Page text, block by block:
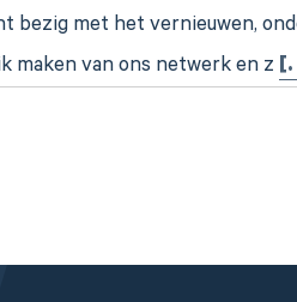
met het vernieuwen,
maken van ons netwerk en z [.